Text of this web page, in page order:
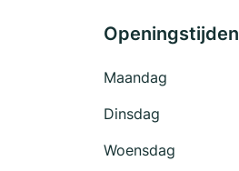
Openingstijden
Maandag
Dinsdag
Woensdag